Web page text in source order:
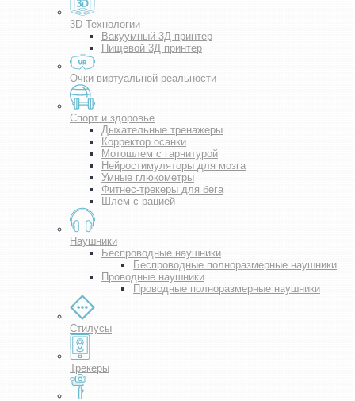
3D Технологии
Вакуумный 3Д принтер
Пищевой 3Д принтер
Очки виртуальной реальности
Спорт и здоровье
Дыхательные тренажеры
Корректор осанки
Мотошлем с гарнитурой
Нейростимуляторы для мозга
Умные глюкометры
Фитнес-трекеры для бега
Шлем с рацией
Наушники
Беспроводные наушники
Беспроводные полноразмерные наушники
Проводные наушники
Проводные полноразмерные наушники
Стилусы
Трекеры